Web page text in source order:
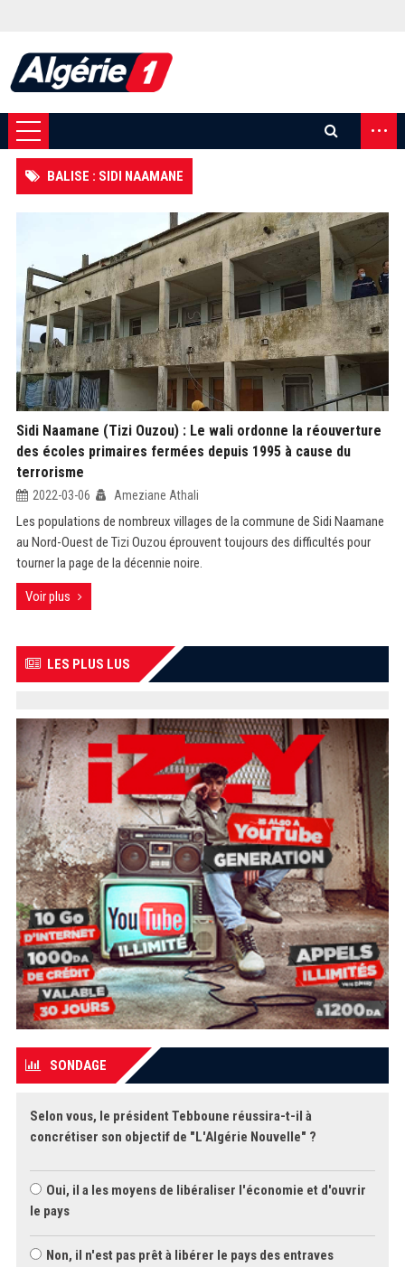
...
BALISE : SIDI NAAMANE
Sidi Naamane (Tizi Ouzou) : Le wali ordonne la réouverture
des écoles primaires fermées depuis 1995 à cause du
terrorisme
2022-03-06 Ameziane Athali
Les populations de nombreux villages de la commune de Sidi Naamane
au Nord-Ouest de Tizi Ouzou éprouvent toujours des difficultés pour
tourner la page de la décennie noire.
Voir plus
LES PLUS LUS
SONDAGE
Selon vous, le président Tebboune réussira-t-il à
concrétiser son objectif de "L'Algérie Nouvelle" ?
Oui, il a les moyens de libéraliser l'économie et d'ouvrir
le pays
Non, il n'est pas prêt à libérer le pays des entraves